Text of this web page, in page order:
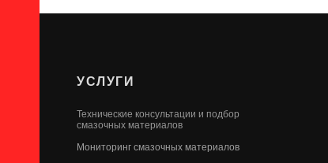
УСЛУГИ
Технические консультации и подбор
смазочных материалов
Мониторинг смазочных материалов